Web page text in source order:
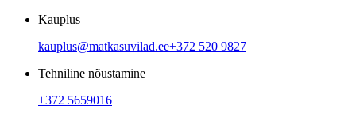
Kauplus
kauplus@matkasuvilad.ee+372 520 9827
Tehniline nõustamine
+372 5659016